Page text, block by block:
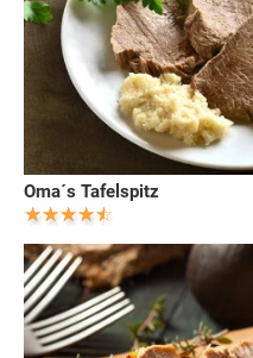
Oma´s Tafelspitz